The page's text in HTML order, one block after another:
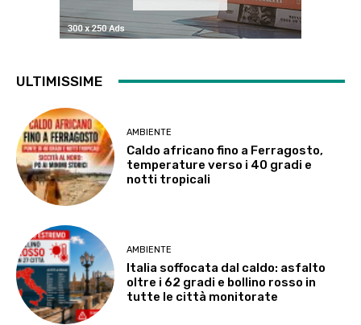
ULTIMISSIME
AMBIENTE
Caldo africano fino a Ferragosto,
temperature verso i 40 gradi e
notti tropicali
AMBIENTE
Italia soffocata dal caldo: asfalto
oltre i 62 gradi e bollino rosso in
tutte le città monitorate